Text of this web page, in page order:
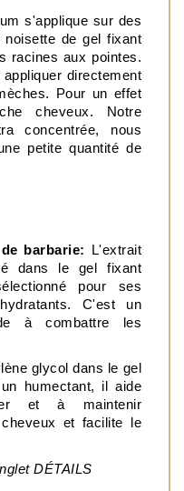
s'applique sur des
de gel fixant
racines aux pointes.
directement
Pour un effet
cheveux. Notre
concentrée, nous
petite quantité de
barbarie:
L'extrait
dans le gel fixant
pour ses
C'est un
à combattre les
glycol dans le gel
humectant, il aide
et à maintenir
et facilite le
DÉTAILS